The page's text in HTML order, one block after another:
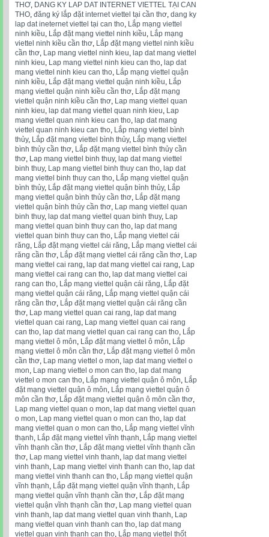
THƠ, DANG KY LAP DAT INTERNET VIETTEL TẠI CAN
THO, đăng ký lắp đặt internet viettel tại cần thơ, dang ky
lap dat ineternet viettel tại can tho, Lắp mạng viettel
ninh kiều, Lắp đặt mạng viettel ninh kiều, Lắp mạng
viettel ninh kiều cần thơ, Lắp đặt mạng viettel ninh kiều
cần thơ, Lap mang viettel ninh kieu, lap dat mang viettel
ninh kieu, Lap mang viettel ninh kieu can tho, lap dat
mang viettel ninh kieu can tho, Lắp mạng viettel quận
ninh kiều, Lắp đặt mạng viettel quận ninh kiều, Lắp
mạng viettel quận ninh kiều cần thơ, Lắp đặt mạng
viettel quận ninh kiều cần thơ, Lap mang viettel quan
ninh kieu, lap dat mang viettel quan ninh kieu, Lap
mang viettel quan ninh kieu can tho, lap dat mang
viettel quan ninh kieu can tho, Lắp mạng viettel bình
thủy, Lắp đặt mạng viettel bình thủy, Lắp mạng viettel
bình thủy cần thơ, Lắp đặt mạng viettel bình thủy cần
thơ, Lap mang viettel binh thuy, lap dat mang viettel
binh thuy, Lap mang viettel binh thuy can tho, lap dat
mang viettel binh thuy can tho, Lắp mạng viettel quận
bình thủy, Lắp đặt mạng viettel quận bình thủy, Lắp
mạng viettel quận bình thủy cần thơ, Lắp đặt mạng
viettel quận bình thủy cần thơ, Lap mang viettel quan
binh thuy, lap dat mang viettel quan binh thuy, Lap
mang viettel quan binh thuy can tho, lap dat mang
viettel quan binh thuy can tho, Lắp mạng viettel cái
răng, Lắp đặt mạng viettel cái răng, Lắp mạng viettel cái
răng cần thơ, Lắp đặt mạng viettel cái răng cần thơ, Lap
mang viettel cai rang, lap dat mang viettel cai rang, Lap
mang viettel cai rang can tho, lap dat mang viettel cai
rang can tho, Lắp mạng viettel quận cái răng, Lắp đặt
mạng viettel quận cái răng, Lắp mạng viettel quận cái
răng cần thơ, Lắp đặt mạng viettel quận cái răng cần
thơ, Lap mang viettel quan cai rang, lap dat mang
viettel quan cai rang, Lap mang viettel quan cai rang
can tho, lap dat mang viettel quan cai rang can tho, Lắp
mạng viettel ô môn, Lắp đặt mạng viettel ô môn, Lắp
mạng viettel ô môn cần thơ, Lắp đặt mạng viettel ô môn
cần thơ, Lap mang viettel o mon, lap dat mang viettel o
mon, Lap mang viettel o mon can tho, lap dat mang
viettel o mon can tho, Lắp mạng viettel quận ô môn, Lắp
đặt mạng viettel quận ô môn, Lắp mạng viettel quận ô
môn cần thơ, Lắp đặt mạng viettel quận ô môn cần thơ,
Lap mang viettel quan o mon, lap dat mang viettel quan
o mon, Lap mang viettel quan o mon can tho, lap dat
mang viettel quan o mon can tho, Lắp mạng viettel vĩnh
thạnh, Lắp đặt mạng viettel vĩnh thạnh, Lắp mạng viettel
vĩnh thạnh cần thơ, Lắp đặt mạng viettel vĩnh thạnh cần
thơ, Lap mang viettel vinh thanh, lap dat mang viettel
vinh thanh, Lap mang viettel vinh thanh can tho, lap dat
mang viettel vinh thanh can tho, Lắp mạng viettel quận
vĩnh thạnh, Lắp đặt mạng viettel quận vĩnh thạnh, Lắp
mạng viettel quận vĩnh thạnh cần thơ, Lắp đặt mạng
viettel quận vĩnh thạnh cần thơ, Lap mang viettel quan
vinh thanh, lap dat mang viettel quan vinh thanh, Lap
mang viettel quan vinh thanh can tho, lap dat mang
viettel quan vinh thanh can tho, Lắp mạng viettel thốt